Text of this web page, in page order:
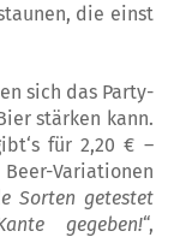
die einst
sich das Party-
stärken kann.
für 2,20 € –
Variatio­nen
Sorten getestet
gegeben!“,